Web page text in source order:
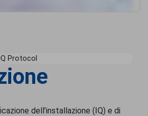
dell’installazione (IQ) e di